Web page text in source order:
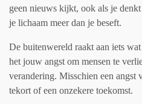
geen nieuws kijkt, ook als je
je lichaam meer dan je beseft.
De buitenwereld raakt aan iets
het jouw angst om mensen te
verandering. Misschien een
tekort of een onzekere toekomst.